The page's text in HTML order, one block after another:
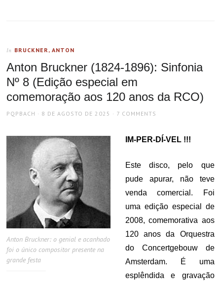
In BRUCKNER, ANTON
Anton Bruckner (1824-1896): Sinfonia
Nº 8 (Edição especial em
comemoração aos 120 anos da RCO)
AUTHOR
PQPBACH
POSTED
8 DE AGOSTO DE 2025 7 COMMENTS
Anton Bruckner: o genial e acanhado
foi o único compositor presente na
grande festa
IM-PER-DÍ-VEL !!!
Este disco, pelo que
pude apurar, não teve
venda comercial. Foi
uma edição especial de
2008, comemorativa aos
120 anos da Orquestra
do Concertgebouw de
Amsterdam. É uma
esplêndida e gravação